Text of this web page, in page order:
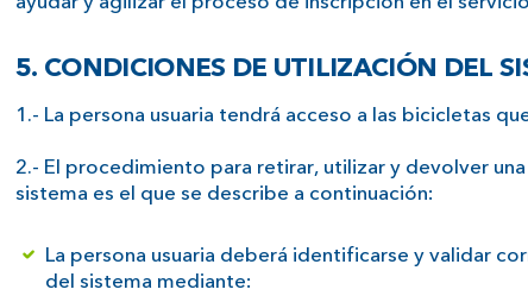
5. CONDICIONES DE UTILIZACIÓN DEL
1.- La persona usuaria tendrá acceso a las bicicletas
2.- El procedimiento para retirar, utilizar y devolver
sistema es el que se describe a continuación:
La persona usuaria deberá identificarse y validar
del sistema mediante: